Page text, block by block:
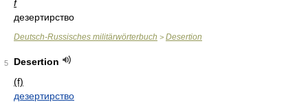
f́
дезертирство
Deutsch-Russisches militärwörterbuch > Desertion
5
Desertion
(f)
дезертирство